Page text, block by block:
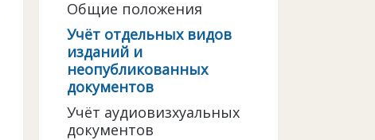
Общие положения
Учёт отдельных видов
изданий и
неопубликованных
документов
Учёт аудиовизхуальных
документов